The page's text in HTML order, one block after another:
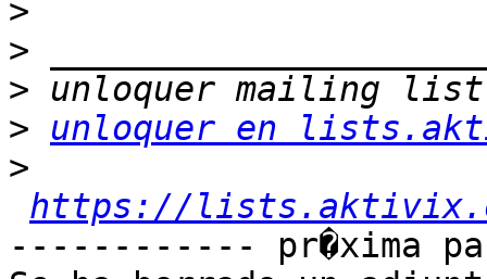
>
>
>
>
unloquer en
>
https://
------------ pr�xima